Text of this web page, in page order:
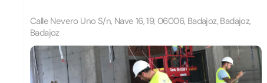
Calle Nevero Uno S/n, Nave 16, 19, 06006, Badajoz, Badajoz,
Badajoz